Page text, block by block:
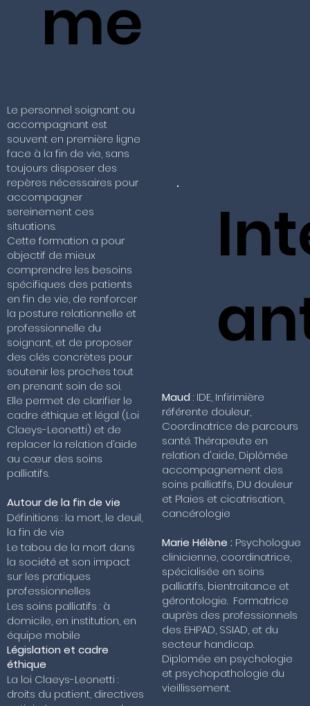
me
Le personnel soignant ou
accompagnant est
souvent en première ligne
face à la fin de vie, sans
toujours disposer des
repères nécessaires pour
accompagner
sereinement ces
situations.
Cette formation a pour
objectif de mieux
comprendre les besoins
spécifiques des patients
en fin de vie, de renforcer
la posture relationnelle et
professionnelle du
soignant, et de proposer
des clés concrètes pour
soutenir les proches tout
en prenant soin de soi.
Elle permet de clarifier le
cadre éthique et légal (Loi
Claeys-Leonetti) et de
replacer la relation d’aide
au cœur des soins
palliatifs.
Autour de la fin de vie
Définitions : la mort, le deuil,
la fin de vie
Le tabou de la mort dans
la société et son impact
sur les pratiques
professionnelles
Les soins palliatifs : à
domicile, en institution, en
équipe mobile
Législation et cadre
éthique
La loi Claeys-Leonetti :
droits du patient, directives
Maud : IDE, Infirimière
référente douleur,
Coordinatrice de parcours
santé. Thérapeute en
relation d'aide, Diplômée
accompagnement des
soins palliatifs, DU douleur
et Plaies et cicatrisation,
cancérologie
Marie Hélène : Psychologue
clinicienne, coordinatrice,
spécialisée en soins
palliatifs, bientraitance et
gérontologie. Formatrice
auprès des professionnels
des EHPAD, SSIAD, et du
secteur handicap.
Diplomée en psychologie
et psychopathologie du
vieillissement.